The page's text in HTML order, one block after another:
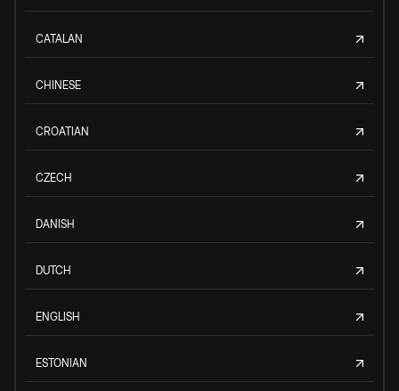
CATALAN
CHINESE
CROATIAN
CZECH
DANISH
DUTCH
ENGLISH
ESTONIAN